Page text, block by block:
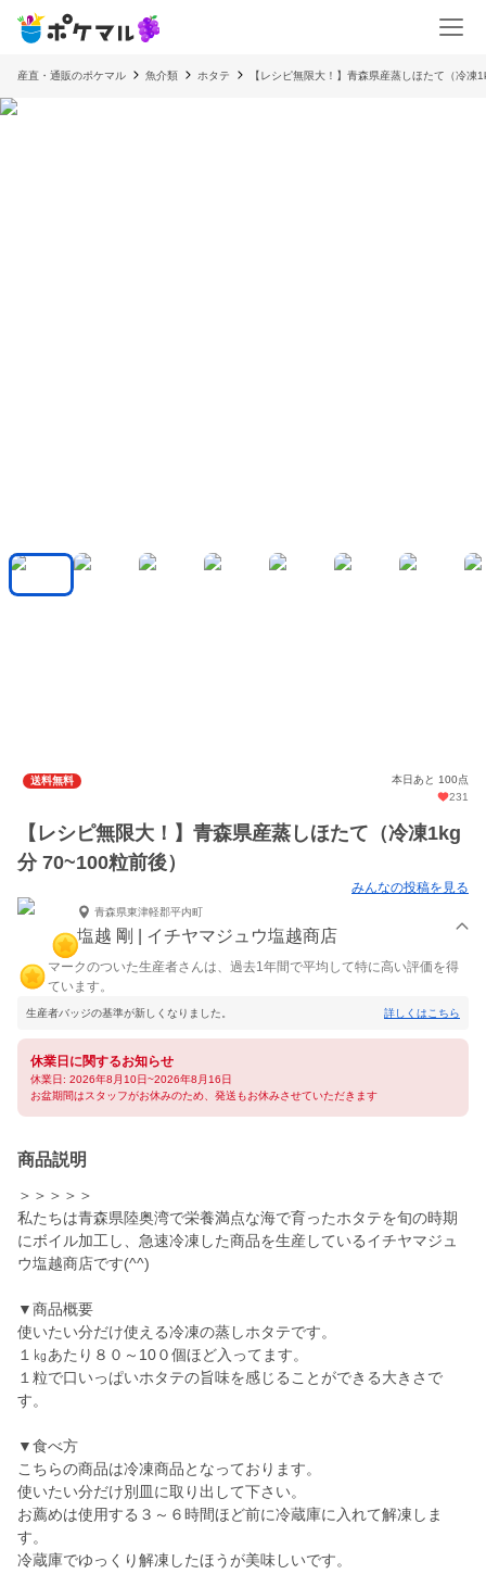
産直・通販のポケマル 魚介類 ホタテ 【レシピ無限大！】青森県産蒸しほたて（冷凍
送料無料
本日あと 100点
231
【レシピ無限大！】青森県産蒸しほたて（冷凍1kg
分 70~100粒前後）
みんなの投稿を見る
青森県東津軽郡平内町
塩越 剛 | イチヤマジュウ塩越商店
マークのついた生産者さんは、過去1年間で平均して特に高い評価を得
ています。
生産者バッジの基準が新しくなりました。 詳しくはこちら
休業日に関するお知らせ
休業日: 2026年8月10日~2026年8月16日
お盆期間はスタッフがお休みのため、発送もお休みさせていただきます
商品説明
＞＞＞＞＞
私たちは青森県陸奥湾で栄養満点な海で育ったホタテを旬の時期
にボイル加工し、急速冷凍した商品を生産しているイチヤマジュ
ウ塩越商店です(^^)
▼商品概要
使いたい分だけ使える冷凍の蒸しホタテです。
１㎏あたり８０～10０個ほど入ってます。
１粒で口いっぱいホタテの旨味を感じることができる大きさで
す。
▼食べ方
こちらの商品は冷凍商品となっております。
使いたい分だけ別皿に取り出して下さい。
お薦めは使用する３～６時間ほど前に冷蔵庫に入れて解凍しま
す。
冷蔵庫でゆっくり解凍したほうが美味しいです。